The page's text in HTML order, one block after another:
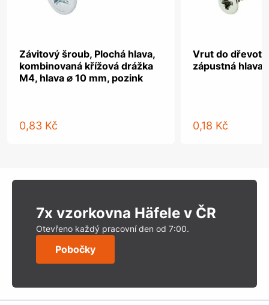
Závitový šroub, Plochá hlava,
kombinovaná křížová drážka
M4, hlava ⌀ 10 mm, pozink
0,83 Kč
Vrut do
zápustná hlava,
0,18 Kč
7x vzorkovna Häfele v ČR
Otevřeno každý pracovní den od 7:00.
Pobočky